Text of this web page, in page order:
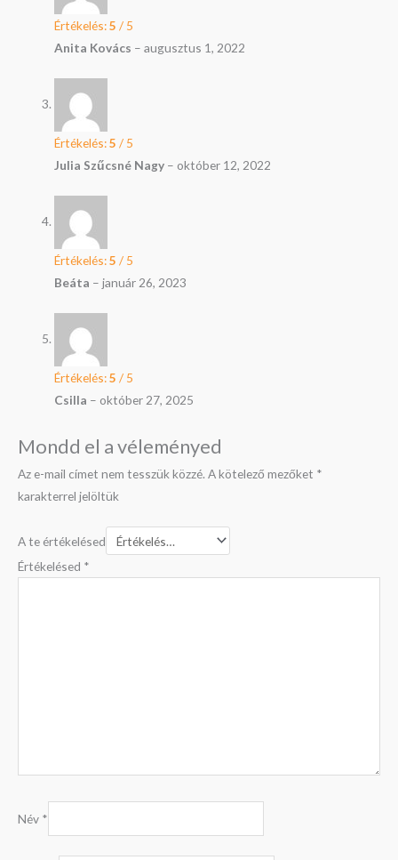
Értékelés:5 / 5
Anita Kovács – augusztus 1, 2022
Értékelés:5 / 5
Julia Szűcsné Nagy – október 12, 2022
Értékelés:5 / 5
Beáta – január 26, 2023
Értékelés:5 / 5
Csilla – október 27, 2025
Mondd el a véleményed
Az e-mail címet nem tesszük közzé. A kötelező mezőket *
karakterrel jelöltük
A te értékelésed
Értékelésed *
Név *